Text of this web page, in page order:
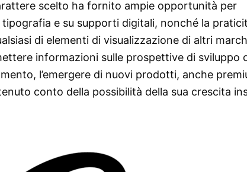
scelto ha fornito ampie opportunità per
e su supporti digitali, nonché la
di elementi di visualizzazione di altri
informazioni sulle prospettive di sviluppo
l’emergere di nuovi prodotti, anche
conto della possibilità della sua crescita